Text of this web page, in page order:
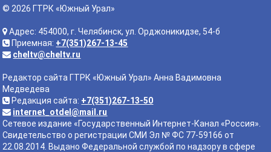
© 2026 ГТРК «Южный Урал»
Адрес: 454000, г. Челябинск, ул. Орджоникидзе, 54-б
Приемная: +7(351)267-13-45
cheltv@cheltv.ru
Редактор сайта ГТРК «Южный Урал» Анна Вадимовна
Медведева
Редакция сайта: +7(351)267-13-50
internet_otdel@mail.ru
Сетевое издание «Государственный Интернет-Канал «Россия».
Свидетельство о регистрации СМИ Эл № ФС 77-59166 от
22.08.2014. Выдано Федеральной службой по надзору в сфере